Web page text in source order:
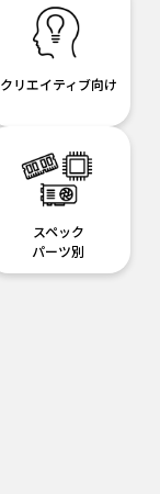
クリエイティブ向け
スペック
パーツ別